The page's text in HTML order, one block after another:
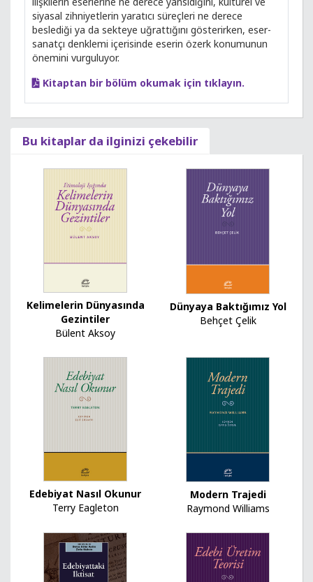
siyasal zihniyetlerin yaratıcı süreçleri ne derece
beslediği ya da sekteye uğrattığını gösterirken, eser-
sanatçı denklemi içerisinde eserin özerk konumunun
önemini vurguluyor.
Kitaptan bir bölüm okumak için tıklayın.
Bu kitaplar da ilginizi çekebilir
Kelimelerin Dünyasında
Gezintiler
Bülent Aksoy
Dünyaya Baktığımız Yol
Behçet Çelik
Edebiyat Nasıl Okunur
Terry Eagleton
Modern Trajedi
Raymond Williams